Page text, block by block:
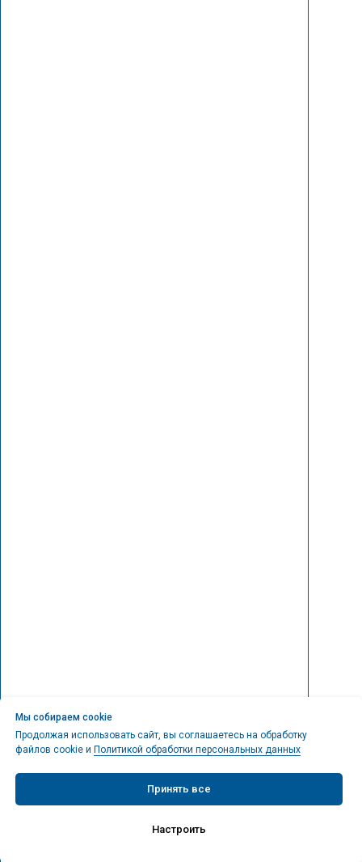
Мы собираем cookie
Продолжая использовать сайт, вы соглашаетесь на обработку
файлов cookie и Политикой обработки персональных данных
Принять все
Настроить